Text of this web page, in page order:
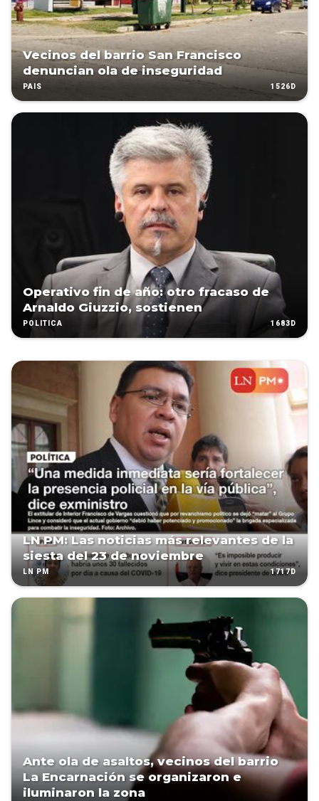
Vecinos del barrio San Francisco
denuncian ola de inseguridad
PAÍS 1526D
Operativo fin de año: otro fracaso de
Arnaldo Giuzzio, sostienen
POLÍTICA 1683D
LN PM: Las noticias más relevantes de la
siesta del 23 de noviembre
LN PM 1717D
Ante ola de asaltos, vecinos del barrio
La Encarnación se organizaron e
iluminaron la zona